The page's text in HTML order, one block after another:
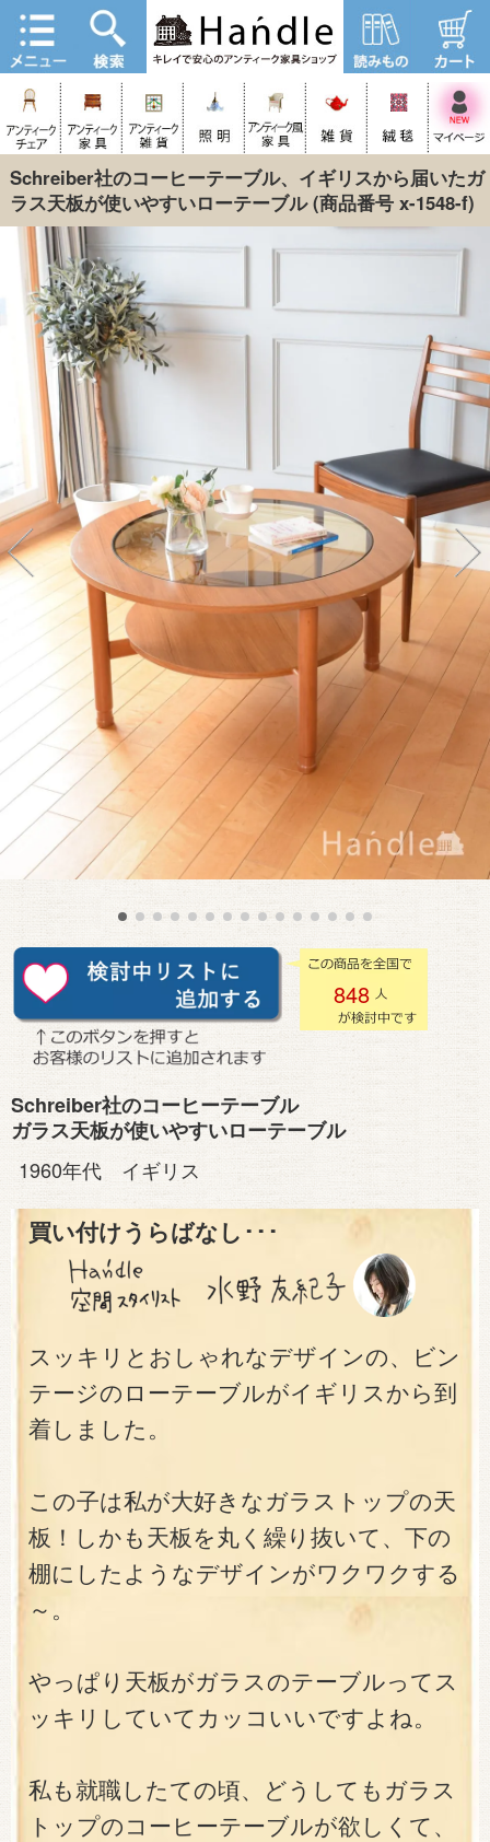
Schreiber社のコーヒーテーブル、イギリスから届いたガ
ラス天板が使いやすいローテーブル(商品番号 x-1548-f)
848
Schreiber社のコーヒーテーブル
ガラス天板が使いやすいローテーブル
1960年代 イギリス
買い付けうらばなし･･･
スッキリとおしゃれなデザインの、ビン
テージのローテーブルがイギリスから到
着しました。
この子は私が大好きなガラストップの天
板！しかも天板を丸く繰り抜いて、下の
棚にしたようなデザインがワクワクする
～。
やっぱり天板がガラスのテーブルってス
ッキリしていてカッコいいですよね。
私も就職したての頃、どうしてもガラス
トップのコーヒーテーブルが欲しくて、